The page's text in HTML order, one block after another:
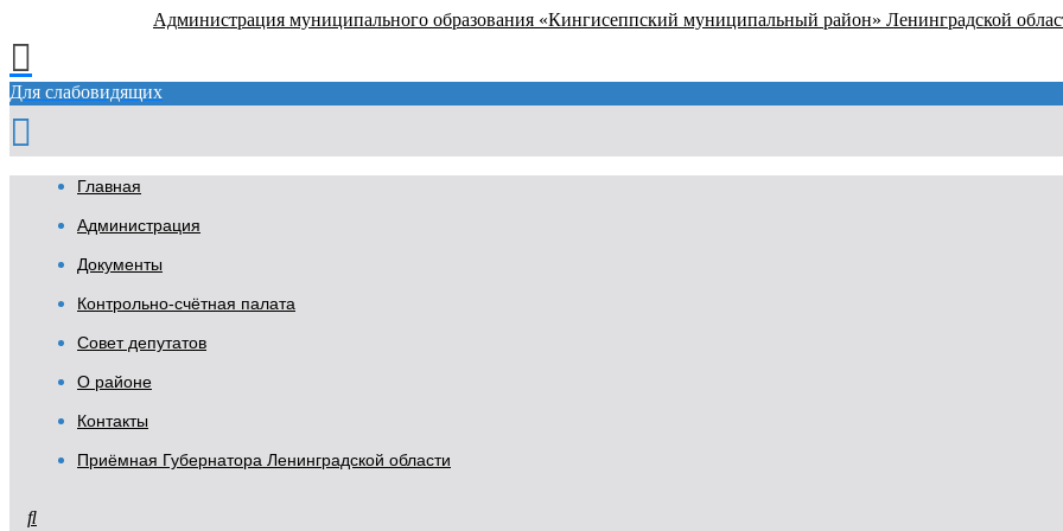
Администрация муниципального образования «Кингисеппский муниципальный район» Ленинградской
Для слабовидящих
Главная
Администрация
Документы
Контрольно-счётная палата
Совет депутатов
О районе
Контакты
Приёмная Губернатора Ленинградской области